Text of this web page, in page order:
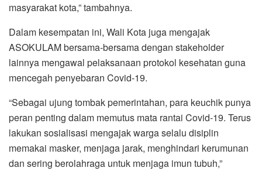
masyarakat kota,” tambahnya.
Dalam kesempatan ini, Wali Kota juga mengajak
ASOKULAM bersama-bersama dengan stakeholder
lainnya mengawal pelaksanaan protokol kesehatan guna
mencegah penyebaran Covid-19.
“Sebagai ujung tombak pemerintahan, para keuchik punya
peran penting dalam memutus mata rantai Covid-19. Terus
lakukan sosialisasi mengajak warga selalu disiplin
memakai masker, menjaga jarak, menghindari kerumunan
dan sering berolahraga untuk menjaga imun tubuh,”